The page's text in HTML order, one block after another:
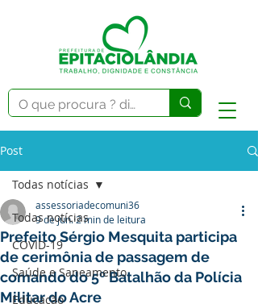
Post
Todas notícias
COVID-19
Saúde e Saneamento
Educação
Todas notícias
Prefeito Sérgio Mesquita participa
de cerimônia de passagem de
comando do 5º Batalhão da Polícia
Militar do Acre
assessoriadecomuni36
9 de jun. 2 min de leitura